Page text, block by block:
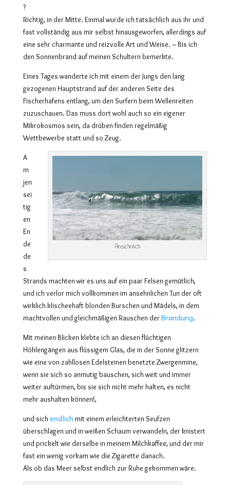
?
Richtig, in der Mitte. Einmal wurde ich tatsächlich aus ihr und
fast vollständig aus mir selbst hinausgeworfen, allerdings auf
eine sehr charmante und reizvolle Art und Weise. – Bis ich
den Sonnenbrand auf meinen Schultern bemerkte.
Eines Tages wanderte ich mit einem der Jungs den lang
gezogenen Hauptstrand auf der anderen Seite des
Fischerhafens entlang, um den Surfern beim Wellenreiten
zuzuschauen. Das muss dort wohl auch so ein eigener
Mikrokosmos sein, da drüben finden regelmäßig
Wettbewerbe statt und so Zeug.
Ansehnlich
A
m
jen
sei
tig
en
En
de
de
s
Strands machten wir es uns auf ein paar Felsen gemütlich,
und ich verlor mich vollkommen im ansehnlichen Tun der oft
wirklich klischeehaft blonden Burschen und Mädels, in dem
machtvollen und gleichmäßigen Rauschen derBrandung.
Mit meinen Blicken klebte ich an diesen flüchtigen
Höhlengängen aus flüssigem Glas, die in der Sonne glitzern
wie eine von zahllosen Edelsteinen benetzte Zwergenmine,
wenn sie sich so anmutig bauschen, sich weit und immer
weiter auftürmen, bis sie sich nicht mehr halten, es nicht
mehr aushalten können!,
und sich endlich mit einem erleichterten Seufzen
überschlagen und in weißen Schaum verwandeln, der knistert
und prickelt wie derselbe in meinem Milchkaffee, und der mir
fast ein wenig vorkam wie die Zigarette danach.
Als ob das Meer selbst endlich zur Ruhe gekommen wäre.